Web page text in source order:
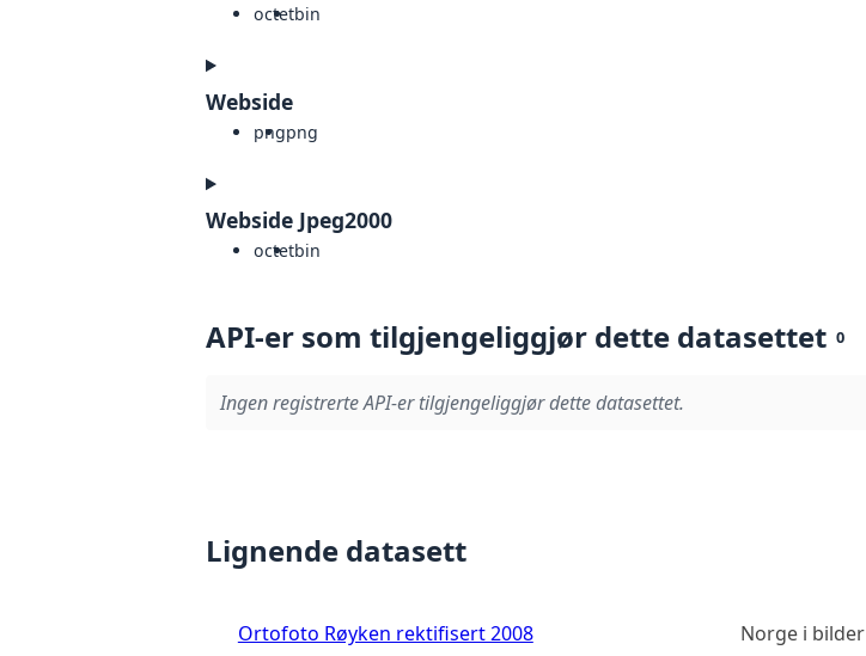
octetbin
Webside
pngpng
Webside Jpeg2000
octetbin
API-er som tilgjengeliggjør dette datasettet 0
Ingen registrerte API-er tilgjengeliggjør dette datasettet.
Lignende datasett
Ortofoto Røyken rektifisert 2008 Norge i bilder